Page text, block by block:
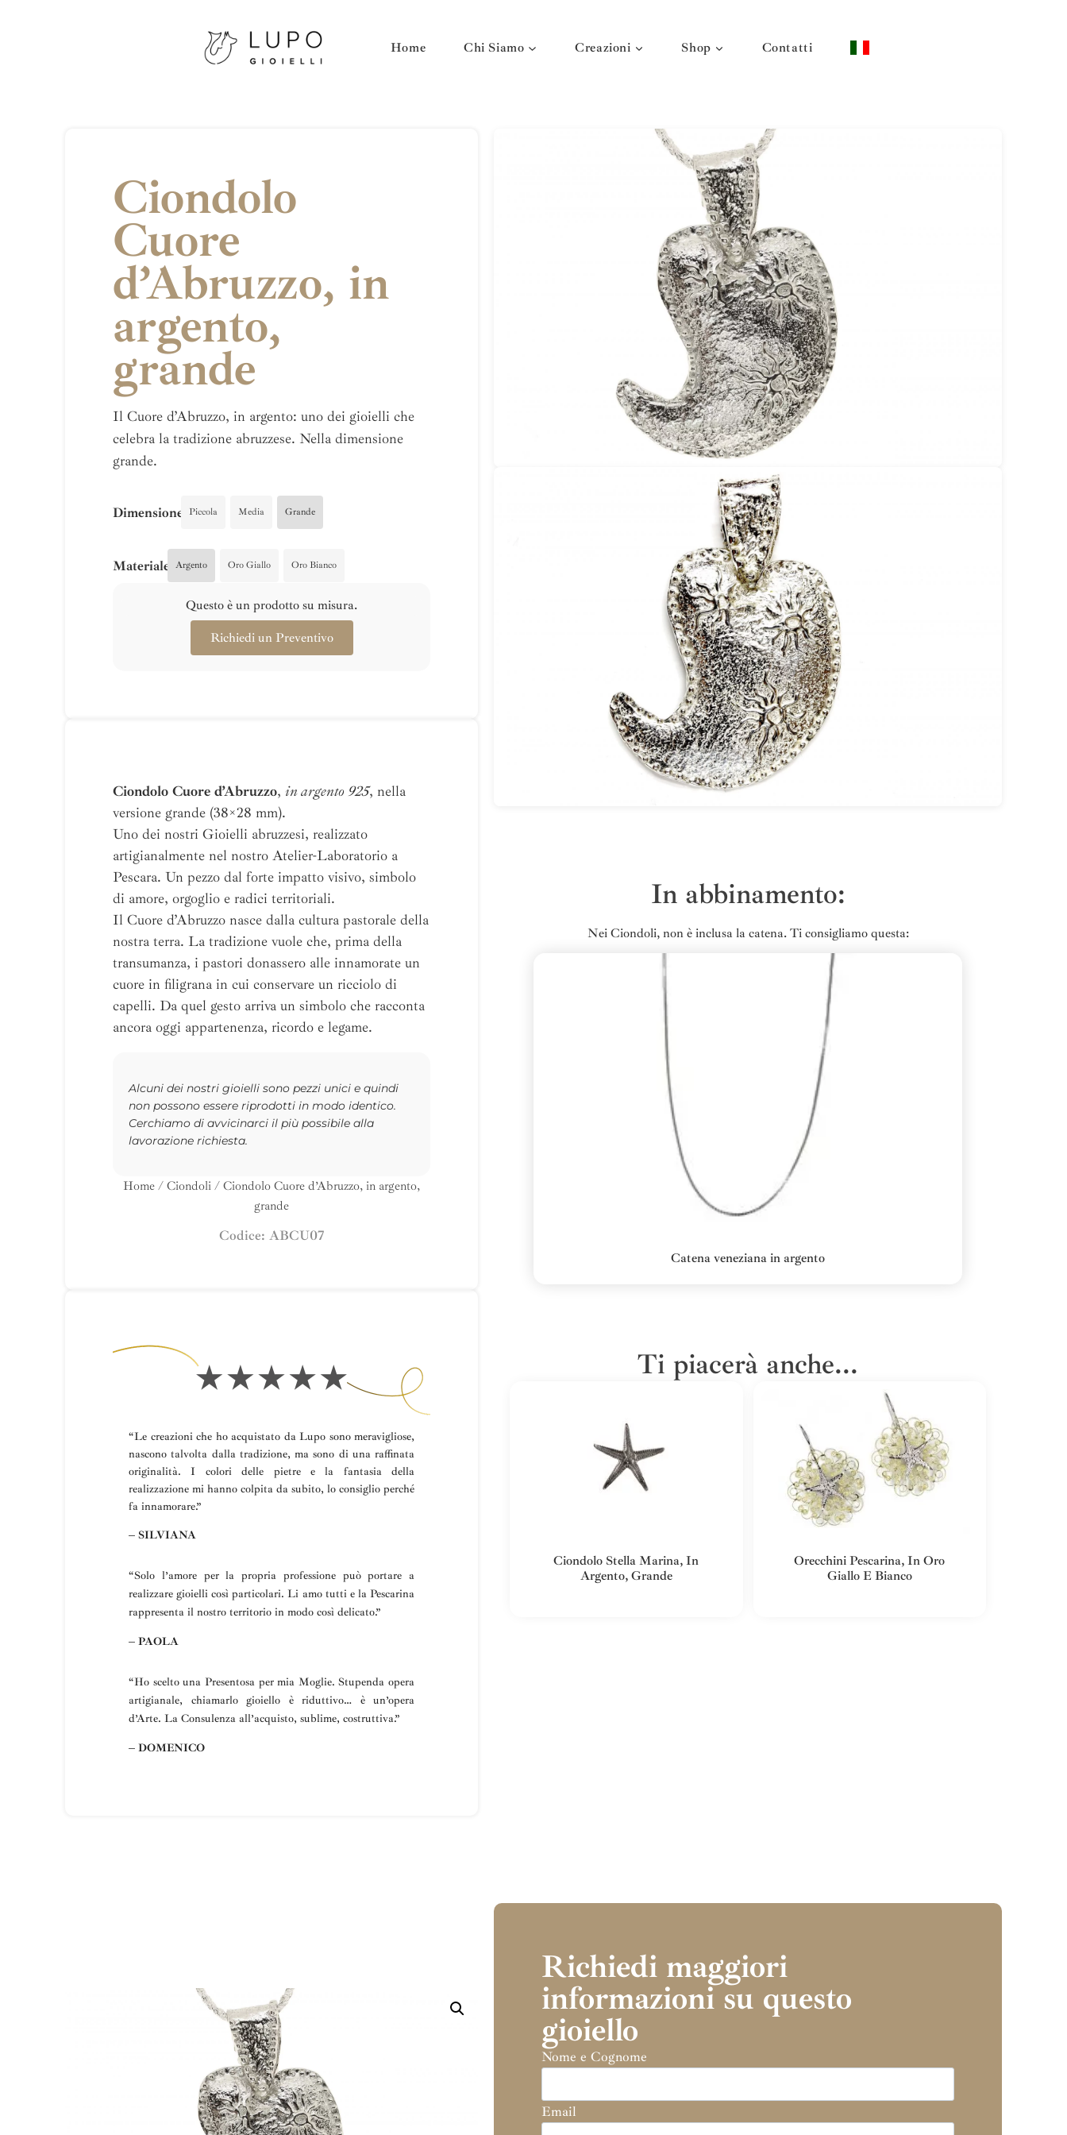
Home Chi Siamo Creazioni Shop Contatti
Ciondolo
Cuore
d’Abruzzo, in
argento,
grande
Il Cuore d’Abruzzo, in argento: uno dei gioielli che
celebra la tradizione abruzzese. Nella dimensione
grande.
Dimensione Piccola Media Grande
Materiale Argento Oro Giallo Oro Bianco
Questo è un prodotto su misura.
Richiedi un Preventivo
Ciondolo Cuore d’Abruzzo, in argento 925, nella
versione grande (38×28 mm).
Uno dei nostri Gioielli abruzzesi, realizzato
artigianalmente nel nostro Atelier-Laboratorio a
Pescara. Un pezzo dal forte impatto visivo, simbolo
di amore, orgoglio e radici territoriali.
Il Cuore d’Abruzzo nasce dalla cultura pastorale della
nostra terra. La tradizione vuole che, prima della
transumanza, i pastori donassero alle innamorate un
cuore in filigrana in cui conservare un ricciolo di
capelli. Da quel gesto arriva un simbolo che racconta
ancora oggi appartenenza, ricordo e legame.
Alcuni dei nostri gioielli sono pezzi unici e quindi
non possono essere riprodotti in modo identico.
Cerchiamo di avvicinarci il più possibile alla
lavorazione richiesta.
Home / Ciondoli / Ciondolo Cuore d’Abruzzo, in argento,
grande
Codice: ABCU07
“Le creazioni che ho acquistato da Lupo sono meravigliose,
nascono talvolta dalla tradizione, ma sono di una raffinata
originalità. I colori delle pietre e la fantasia della
realizzazione mi hanno colpita da subito, lo consiglio perché
fa innamorare.”
– SILVIANA
“Solo l’amore per la propria professione può portare a
realizzare gioielli così particolari.Li amo tutti e laPescarina
rappresenta il nostro territorio in modo così delicato.”
– PAOLA
“Ho scelto una Presentosa per mia Moglie.Stupenda opera
artigianale, chiamarlo gioiello è riduttivo… è un’opera
d’Arte. La Consulenza all’acquisto, sublime, costruttiva.”
– DOMENICO
In abbinamento:
Nei Ciondoli, non è inclusa la catena. Ti consigliamo questa:
Catena veneziana in argento
Ti piacerà anche...
Ciondolo Stella Marina, In
Argento, Grande
Orecchini Pescarina, In Oro
Giallo E Bianco
Richiedi maggiori
informazioni su questo
gioiello
Nome e Cognome
Email